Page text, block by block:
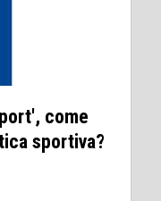
come
sportiva?